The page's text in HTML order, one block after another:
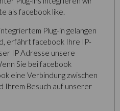
als facebook like.
Plug-in gelangen
erfährt facebook Ihre IP-
IP Adresse unsere
Sie bei facebook
eine Verbindung zwischen
Ihrem Besuch auf unserer